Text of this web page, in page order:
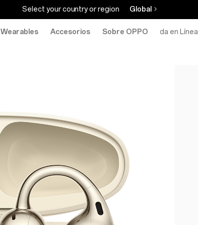
Select your country or region Global
Wearables Accesorios Sobre OPPOTienda en Línea